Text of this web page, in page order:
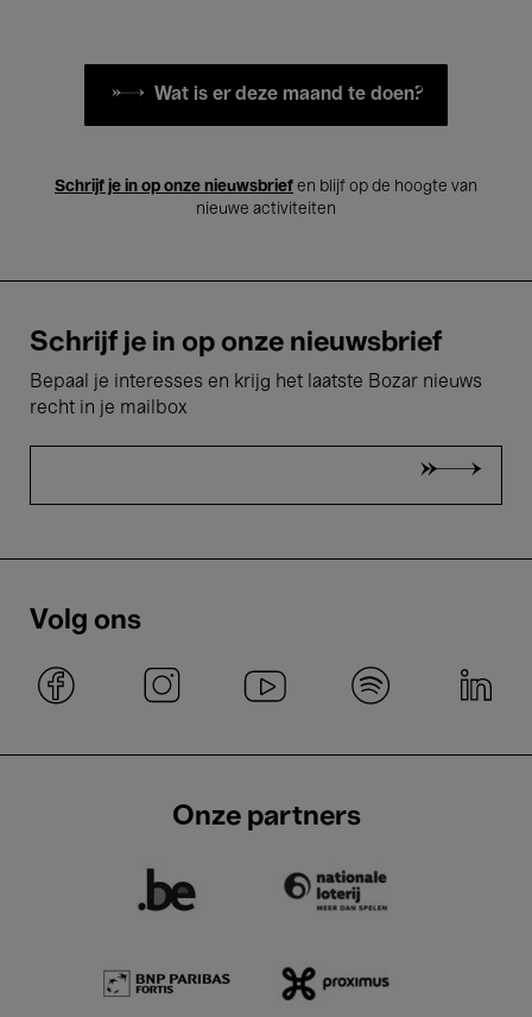
Wat is er deze maand te doen?
Schrijf je in op onze nieuwsbrief en blijf op de hoogte van
nieuwe activiteiten
Schrijf je in op onze nieuwsbrief
Bepaal je interesses en krijg het laatste Bozar nieuws
recht in je mailbox
Volg ons
Onze partners